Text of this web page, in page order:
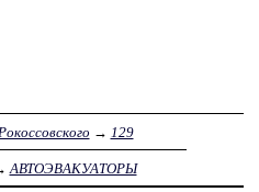
Рокоссовского → 129
АВТОЭВАКУАТОРЫ